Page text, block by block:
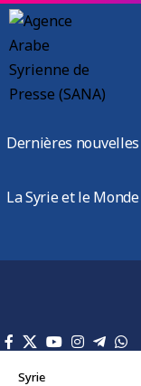
Dernières nouvelles
La Syrie et le Monde
Syrie